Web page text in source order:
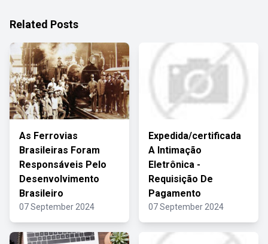
Related Posts
As Ferrovias
Brasileiras Foram
Responsáveis Pelo
Desenvolvimento
Brasileiro
07 September 2024
Expedida/certificada
A Intimação
Eletrônica -
Requisição De
Pagamento
07 September 2024